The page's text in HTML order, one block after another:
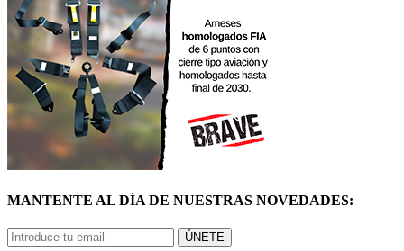
MANTENTE AL DÍA DE NUESTRAS NOVEDADES:
ÚNETE